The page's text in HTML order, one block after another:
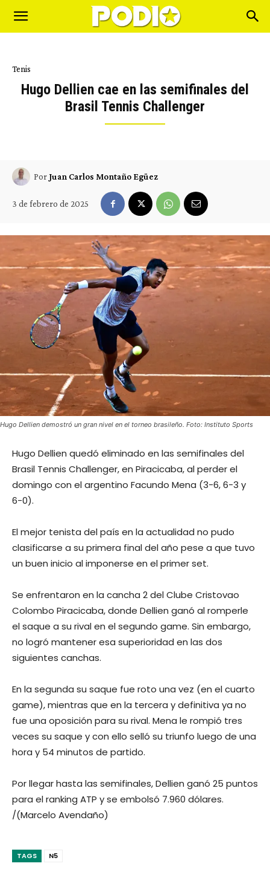
Tenis
Hugo Dellien cae en las semifinales del
Brasil Tennis Challenger
PorJuan Carlos Montaño Egüez
3 de febrero de 2025
Hugo Dellien demostró un gran nivel en el torneo brasileño. Foto: Instituto Sports
Hugo Dellien quedó eliminado en las semifinales del
Brasil Tennis Challenger, en Piracicaba, al perder el
domingo con el argentino Facundo Mena (3-6, 6-3 y
6-0).
El mejor tenista del país en la actualidad no pudo
clasificarse a su primera final del año pese a que tuvo
un buen inicio al imponerse en el primer set.
Se enfrentaron en la cancha 2 del Clube Cristovao
Colombo Piracicaba, donde Dellien ganó al romperle
el saque a su rival en el segundo game. Sin embargo,
no logró mantener esa superioridad en las dos
siguientes canchas.
En la segunda su saque fue roto una vez (en el cuarto
game), mientras que en la tercera y definitiva ya no
fue una oposición para su rival. Mena le rompió tres
veces su saque y con ello selló su triunfo luego de una
hora y 54 minutos de partido.
Por llegar hasta las semifinales, Dellien ganó 25 puntos
para el ranking ATP y se embolsó 7.960 dólares.
/(Marcelo Avendaño)
TAGS N5